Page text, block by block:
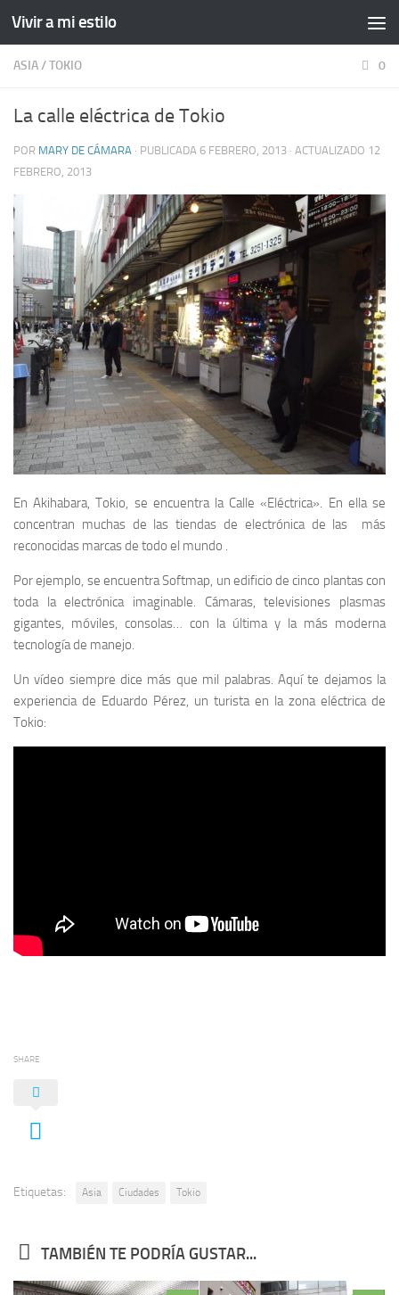
Vivir a mi estilo
ASIA/TOKIO 0
La calle eléctrica de Tokio
POR MARY DE CÁMARA · PUBLICADA 6 FEBRERO, 2013 · ACTUALIZADO 12
FEBRERO, 2013
En Akihabara, Tokio, se encuentra la Calle «Eléctrica». En ella se
concentran muchas de las tiendas de electrónica de las más
reconocidas marcas de todo el mundo .
Por ejemplo, se encuentra Softmap, un edificio de cinco plantas con
toda la electrónica imaginable. Cámaras, televisiones plasmas
gigantes, móviles, consolas… con la última y la más moderna
tecnología de manejo.
Un vídeo siempre dice más que mil palabras. Aquí te dejamos la
experiencia de Eduardo Pérez, un turista en la zona eléctrica de
Tokio:
SHARE
Etiquetas: Asia Ciudades Tokio
TAMBIÉN TE PODRÍA GUSTAR...